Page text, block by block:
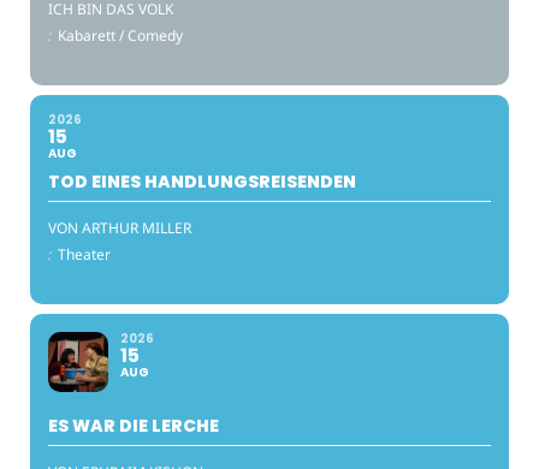
ICH BIN DAS VOLK
: Kabarett / Comedy
2026
15
AUG
TOD EINES HANDLUNGSREISENDEN
VON ARTHUR MILLER
: Theater
2026
15
AUG
ES WAR DIE LERCHE